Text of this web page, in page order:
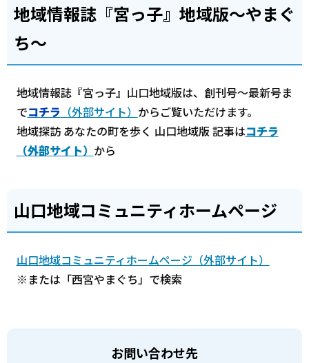
地域情報誌『宮っ子』地域版～やまぐ
ち～
地域情報誌『宮っ子』山口地域版は、創刊号～最新号ま
でコチラ （外部サイト） からご覧いただけます。
地域探訪 あなたの町を歩く 山口地域版 記事はコチラ
（外部サイト） から
山口地域コミュニティホームページ
山口地域コミュニティホームページ（外部サイト）
※または「西宮やまぐち」で検索
お問い合わせ先